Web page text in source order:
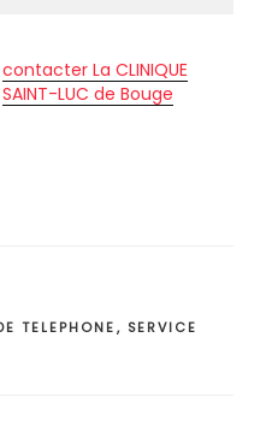
contacter La CLINIQUE
SAINT-LUC de Bouge
TELEPHONE, SERVICE